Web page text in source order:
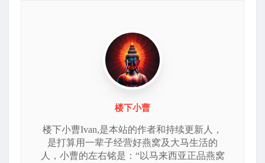
楼下小曹
楼下小曹Ivan,是本站的作者和持续更新人，
是打算用一辈子经营好燕窝及大马生活的
人，小曹的左右铭是：“以马来西亚正品燕窝